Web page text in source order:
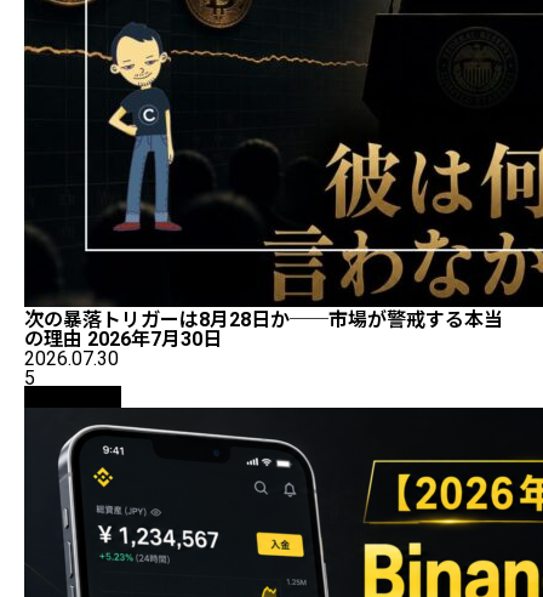
次の暴落トリガーは8月28日か──市場が警戒する本当
の理由 2026年7月30日
2026.07.30
5